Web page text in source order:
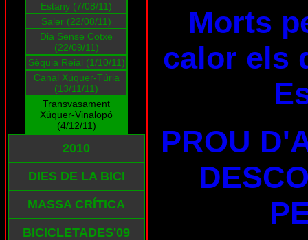
Estany (7/08/11)
Saler (22/08/11)
Dia Sense Cotxe
(22/09/11)
Sèquia Reial (1/10/11)
Canal Xúquer-Túria
(13/11/11)
Transvasament
Xúquer-Vinalopó
(4/12/11)
2010
DIES DE LA BICI
MASSA CRÍTICA
BICICLETADES'09
Morts
calor els
PROU